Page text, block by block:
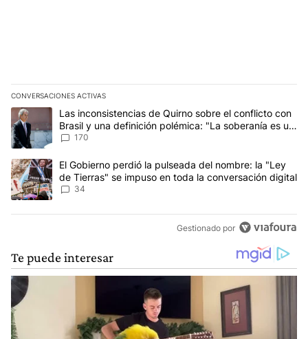
CONVERSACIONES ACTIVAS
Este listado muestra los artículos con más comentarios en los
Un artículo de tendencia con el título "Las inconsistencias de
Las inconsistencias de Quirno sobre el conflicto con
Brasil y una definición polémica: "La soberanía es un
concepto antiguo"
170
Un artículo de tendencia con el título "El Gobierno perdió la
El Gobierno perdió la pulseada del nombre: la "Ley
de Tierras" se impuso en toda la conversación digital
34
Gestionado por